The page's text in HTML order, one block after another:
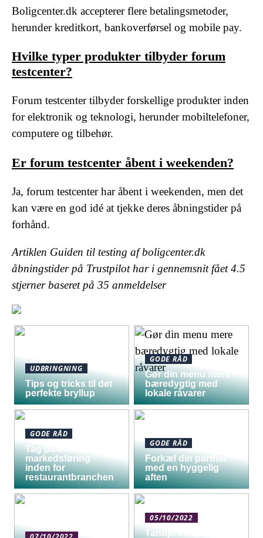
Boligcenter.dk accepterer flere betalingsmetoder,
herunder kreditkort, bankoverførsel og mobile pay.
Hvilke typer produkter tilbyder forum
testcenter?
Forum testcenter tilbyder forskellige produkter inden
for elektronik og teknologi, herunder mobiltelefoner,
computere og tilbehør.
Er forum testcenter åbent i weekenden?
Ja, forum testcenter har åbent i weekenden, men det
kan være en god idé at tjekke deres åbningstider på
forhånd.
Artiklen Guiden til testing af boligcenter.dk
åbningstider på Trustpilot har i gennemsnit fået4.5
stjerner baseret på 35 anmeldelser
UDBRINGNING
Tips og tricks til det
perfekte bryllup
GODE RÅD
Gør din menu mere
bæredygtig med
lokale råvarer
GODE RÅD
Tag pulsen på digital
markedsføring
inden for
restaurantbranchen
GODE RÅD
Forkæl din partner
med en hyggelig
aften
05/10/2022
Tandprotese med